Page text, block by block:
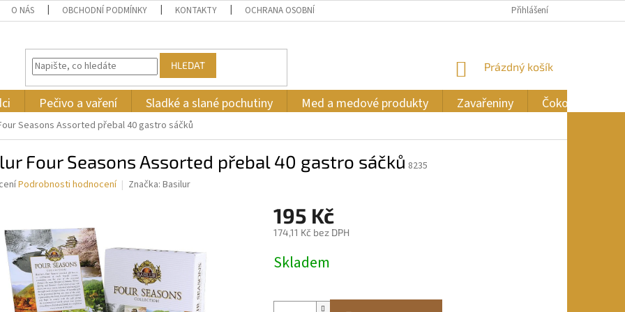
O NÁS OBCHODNÍ PODMÍNKY KONTAKTY OCHRANA OSOBNÍCH ÚDAJŮ Přihlášení
HLEDAT
NÁKUPNÍ
Prázdný košík
Pečivo a vaření Sladké a slané pochutiny Med a medové produkty Zavařeniny Čokoláda
Seasons Assorted přebal 40 gastro sáčků
Four Seasons Assorted přebal 40 gastro sáčků 8235
Podrobnosti hodnocení Značka: Basilur
195 Kč
174,11 Kč bez DPH
cena:
Skladem